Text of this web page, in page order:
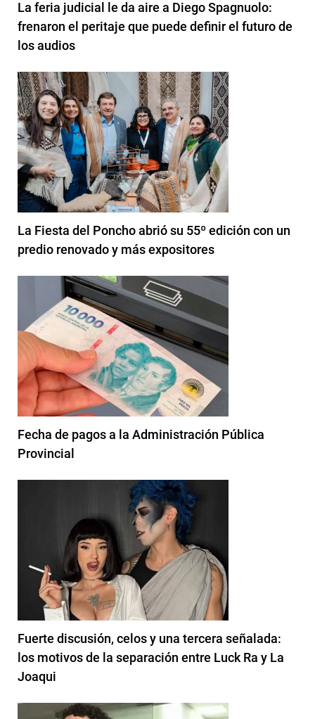
La feria judicial le da aire a Diego Spagnuolo:
frenaron el peritaje que puede definir el futuro de
los audios
La Fiesta del Poncho abrió su 55º edición con un
predio renovado y más expositores
Fecha de pagos a la Administración Pública
Provincial
Fuerte discusión, celos y una tercera señalada:
los motivos de la separación entre Luck Ra y La
Joaqui